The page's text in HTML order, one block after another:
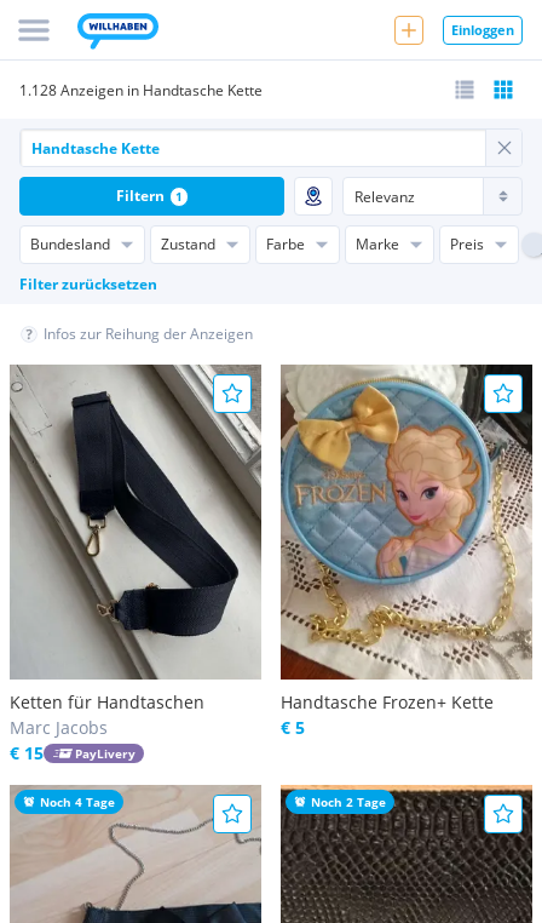
Einloggen
1.128 Anzeigen in Handtasche Kette
Bundesland Zustand Farbe Marke
Preis
Filter zurücksetzen
Filtern 1
Infos zur Reihung der Anzeigen
Ketten für Handtaschen
Marc Jacobs
€ 15
PayLivery
Handtasche Frozen+ Kette
€ 5
Noch 4 Tage Noch 2 Tage